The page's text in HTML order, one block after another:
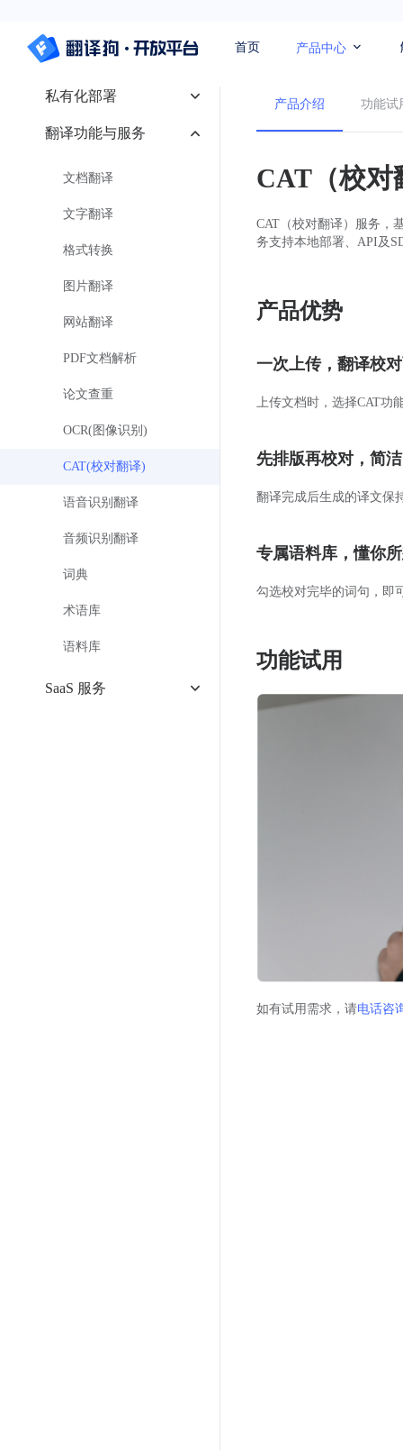
首页
产品中心
私有化部署
翻译功能与服务
文档翻译
文字翻译
格式转换
图片翻译
网站翻译
PDF文档解析
论文查重
OCR(图像识别)
CAT(校对翻译)
语音识别翻译
音频识别翻译
词典
术语库
语料库
SaaS 服务
产品介绍 功能试
CAT（校对
CAT（校对翻译）服务，
务支持本地部署、API及
产品优势
一次上传，翻译校
上传文档时，选择CAT功
先排版再校对，简
翻译完成后生成的译文保
专属语料库，懂你
勾选校对完毕的词句，即
功能试用
如有试用需求，请电话咨